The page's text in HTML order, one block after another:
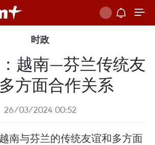
时政
越南—芬兰传统友
方面合作关系
26/03/2024 00:52
南与芬兰的传统友谊和多方面